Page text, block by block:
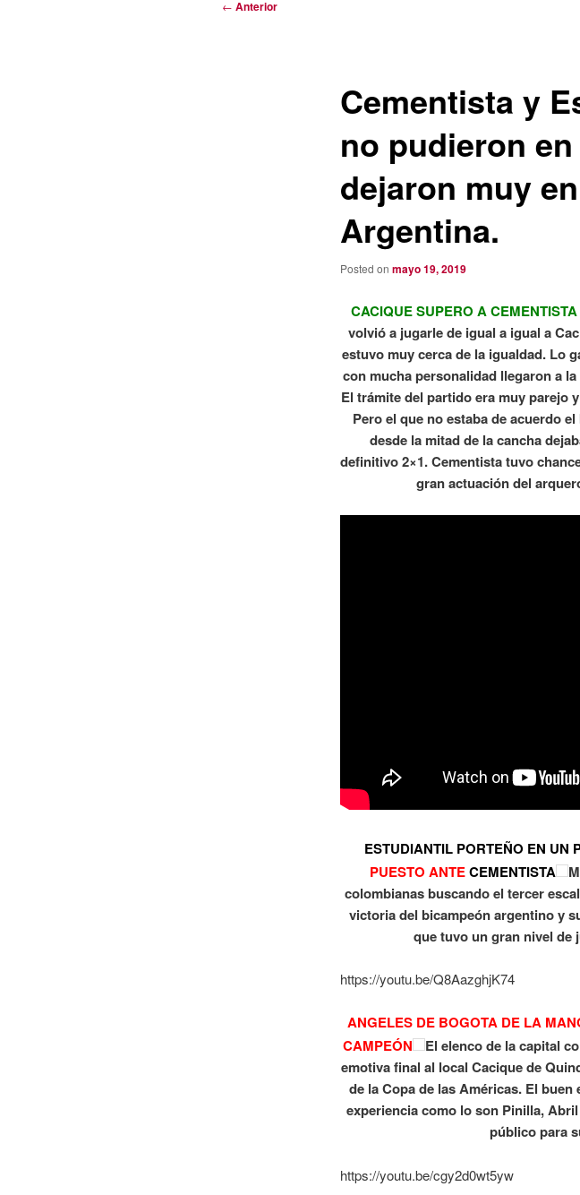
Navegación
← Anterior
Cementista y
no pudieron
dejaron muy
Argentina.
Posted on mayo 19, 2019
CACIQUE SUPERO A
volvió a jugarle de igual a igual a
estuvo muy cerca de la igualdad. Lo
con mucha personalidad llegaron a
El trámite del partido era muy parejo
Pero el que no estaba de acuerdo
desde la mitad de la cancha
definitivo 2×1. Cementista tuvo
gran actuación del
ESTUDIANTIL PORTEÑO EN UN
PUESTO ANTECEMENTISTA
colombianas buscando el tercer
victoria del bicampeón argentino y
que tuvo un gran nivel de
https://youtu.be/Q8AazghjK74
ANGELES DE BOGOTA DE LA
CAMPEÓN
El elenco de la capital
emotiva final al local Cacique de
de la Copa de las Américas. El
experiencia como lo son Pinilla,
público para
https://youtu.be/cgy2d0wt5yw